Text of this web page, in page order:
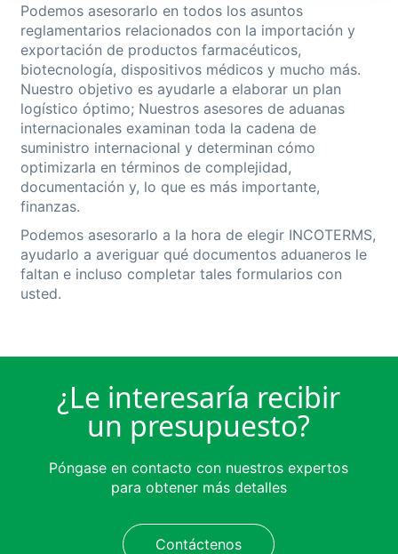
Podemos asesorarlo en todos los asuntos
reglamentarios relacionados con la importación y
exportación de productos farmacéuticos,
biotecnología, dispositivos médicos y mucho más.
Nuestro objetivo es ayudarle a elaborar un plan
logístico óptimo; Nuestros asesores de aduanas
internacionales examinan toda la cadena de
suministro internacional y determinan cómo
optimizarla en términos de complejidad,
documentación y, lo que es más importante,
finanzas.
Podemos asesorarlo a la hora de elegir INCOTERMS,
ayudarlo a averiguar qué documentos aduaneros le
faltan e incluso completar tales formularios con
usted.
¿Le interesaría recibir
un presupuesto?
Póngase en contacto con nuestros expertos
para obtener más detalles
Contáctenos